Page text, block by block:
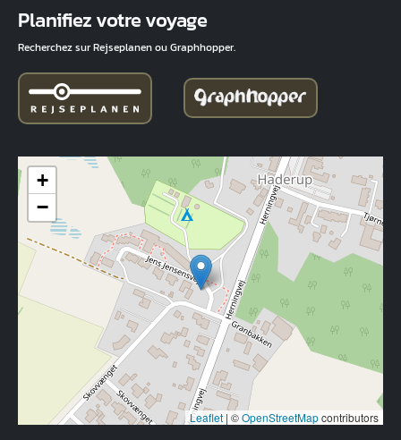
Planifiez votre voyage
Recherchez sur Rejseplanen ou Graphhopper.
+
−
Leaflet | ©OpenStreetMapcontributors